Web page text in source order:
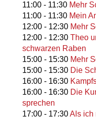
11:00- 11:30 Mehr
11:00- 11:30 Mein
12:00- 12:30 Mehr
12:00- 12:30 Theo
schwarzen Raben
15:00- 15:30 Mehr
15:00- 15:30 Die
16:00- 16:30
16:00- 16:30 Die
sprechen
17:00- 17:30Als ich